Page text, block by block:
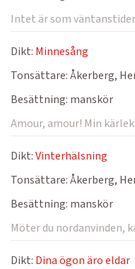
Intet är som
Dikt: Minnesång
Tonsättare:Åkerberg,
Besättning: manskör
Amour, amour! Min
Dikt:Vinterhälsning
Tonsättare:Åkerberg,
Besättning: manskör
Möter du nordanvinden,
Dikt: Dina ögon äro eldar